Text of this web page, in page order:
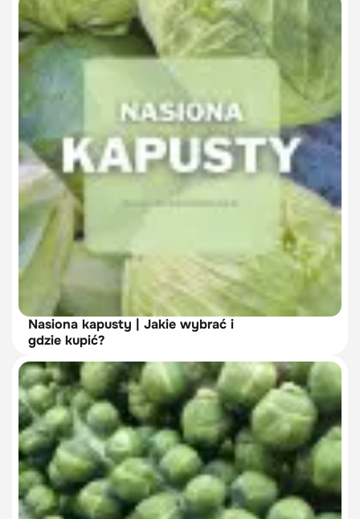
Nasiona kapusty | Jakie wybrać i
gdzie kupić?